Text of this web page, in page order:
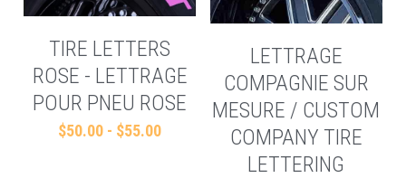
TIRE LETTERS
ROSE - LETTRAGE
POUR PNEU ROSE
$50.00 - $55.00
LETTRAGE
COMPAGNIE SUR
MESURE / CUSTOM
COMPANY TIRE
LETTERING